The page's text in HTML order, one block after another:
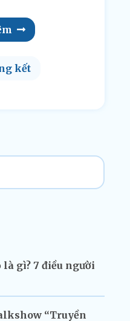
kết
gì? 7 điều người
“Truyền